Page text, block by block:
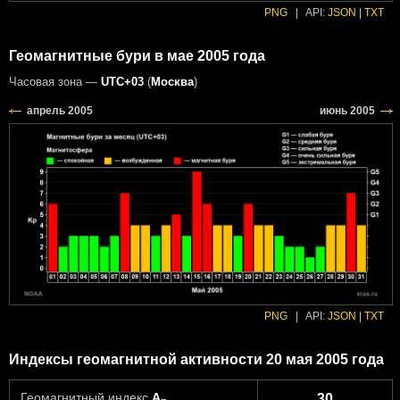
PNG API: JSON TXT
Геомагнитные бури в мае 2005 года
Часовая зона — UTC+03 (Москва)
PNG API: JSON TXT
Индексы геомагнитной активности 20 мая 2005 года